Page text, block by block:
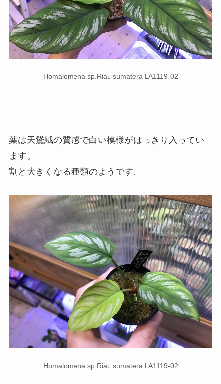
Homalomena sp.Riau sumatera LA1119-02
葉は天鵞絨の質感で白い模様がはっきり入ってい
ます。
割と大きくなる種類のようです。
Homalomena sp.Riau sumatera LA1119-02